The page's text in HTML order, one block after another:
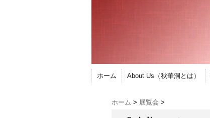
ホーム About Us（秋華洞とは）
ホーム > 展覧会 >